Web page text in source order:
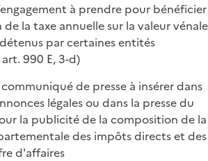
à prendre pour bénéficier
de la taxe annuelle sur la valeur vénale
par certaines entités
990 E, 3-d)
de presse à insérer dans
légales ou dans la presse du
la publicité de la composition de la
des impôts directs et des
d'affaires